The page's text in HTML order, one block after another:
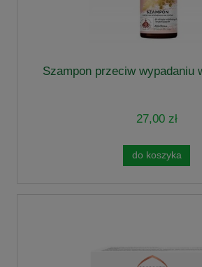
Szampon przeciw wypadaniu
27,00 zł
do koszyka